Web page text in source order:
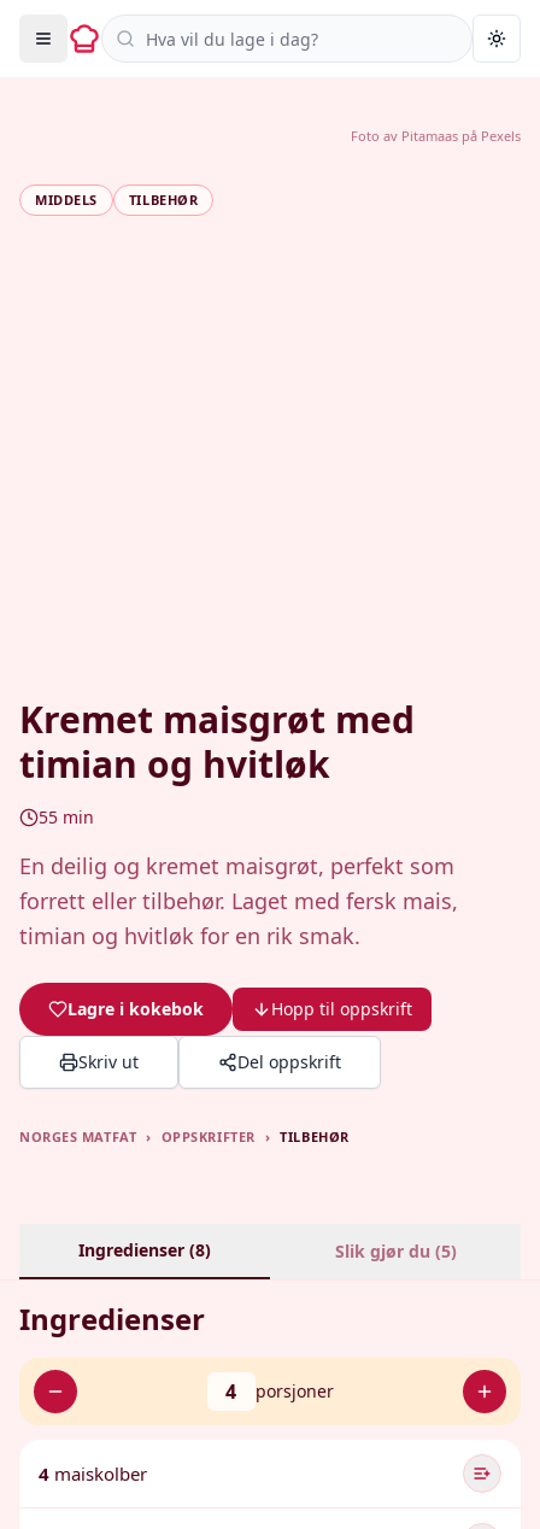
Søk i oppskrifter
MIDDELS TILBEHØR
Kremet maisgrøt med
timian og hvitløk
55 min
En deilig og kremet maisgrøt, perfekt som
forrett eller tilbehør. Laget med fersk mais,
timian og hvitløk for en rik smak.
Lagre i kokebok Hopp til oppskrift
Skriv ut Del oppskrift
Foto av Pitamaas på Pexels
NORGES MATFAT › OPPSKRIFTER › TILBEHØR
Ingredienser (8) Slik gjør du (5)
Ingredienser
4 porsjoner
4 maiskolber